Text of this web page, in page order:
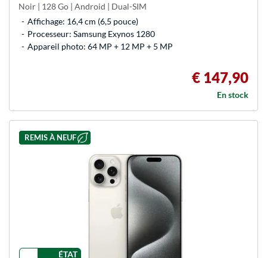
Noir | 128 Go | Android | Dual-SIM
Affichage: 16,4 cm (6,5 pouce)
Processeur: Samsung Exynos 1280
Appareil photo: 64 MP + 12 MP + 5 MP
€ 147,90
En stock
REMIS À NEUF
ÉTAT